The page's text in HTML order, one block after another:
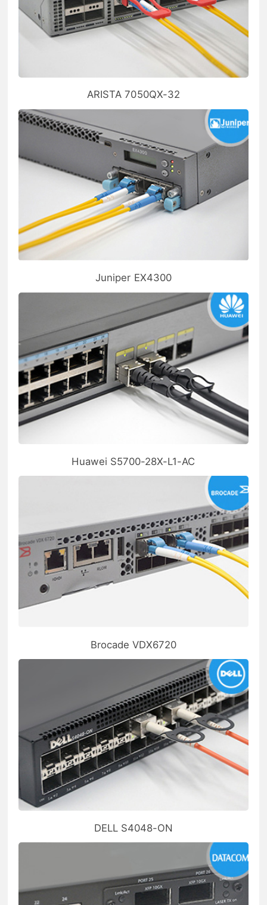
ARISTA 7050QX-32
Juniper EX4300
Huawei S5700-28X-L1-AC
Brocade VDX6720
DELL S4048-ON